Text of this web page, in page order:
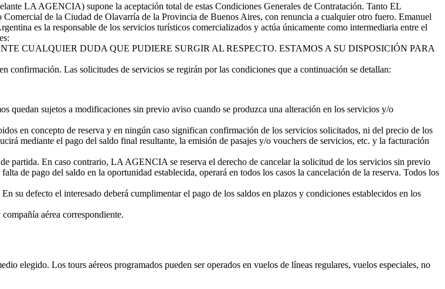
LA AGENCIA) supone la aceptación total de estas Condiciones Generales de Contratación. Tanto EL
de la Ciudad de Olavarría de la Provincia de Buenos Aires, con renuncia a cualquier otro fuero. Emanuel
es la responsable de los servicios turísticos comercializados y actúa únicamente como intermediaria entre el
CUALQUIER DUDA QUE PUDIERE SURGIR AL RESPECTO. ESTAMOS A SU DISPOSICIÓN PARA
Las solicitudes de servicios se regirán por las condiciones que a continuación se detallan:
quedan sujetos a modificaciones sin previo aviso cuando se produzca una alteración en los servicios y/o
en concepto de reserva y en ningún caso significan confirmación de los servicios solicitados, ni del precio de los
mediante el pago del saldo final resultante, la emisión de pasajes y/o vouchers de servicios, etc. y la facturación
partida. En caso contrario, LA AGENCIA se reserva el derecho de cancelar la solicitud de los servicios sin previo
de pago del saldo en la oportunidad establecida, operará en todos los casos la cancelación de la reserva. Todos los
su defecto el interesado deberá cumplimentar el pago de los saldos en plazos y condiciones establecidos en los
aérea correspondiente.
elegido. Los tours aéreos programados pueden ser operados en vuelos de líneas regulares, vuelos especiales, no